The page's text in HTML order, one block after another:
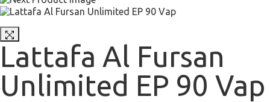
Lattafa Al Fursan
Unlimited EP 90 Vap